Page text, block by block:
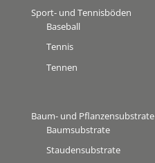
Sport- und Tennisböden
Baseball
Tennis
Tennen
Baum- und Pflanzensubstrate
Baumsubstrate
Staudensubstrate